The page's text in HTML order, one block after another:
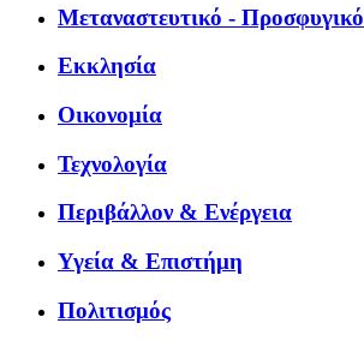
Μεταναστευτικό - Προσφυγικό
Εκκλησία
Οικονομία
Τεχνολογία
Περιβάλλον & Ενέργεια
Υγεία & Επιστήμη
Πολιτισμός